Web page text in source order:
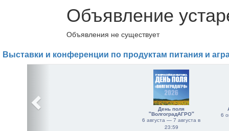
Объявление
Объявления не существует
Выставки и конференции по продуктам питания и
День поля
"ВолгоградАГРО"
6 августа — 7 августа в
23:59
6